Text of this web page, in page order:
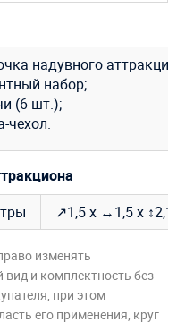
надувного
набор;
(6 шт.);
чехол.
↗1,5 х ↔1,5 х
изменять
вид и комплектность без
при этом
его применения, круг